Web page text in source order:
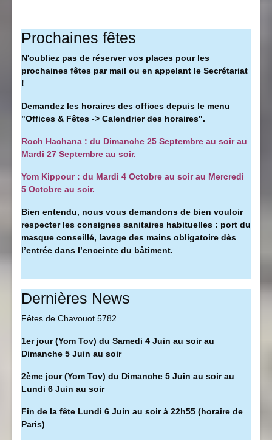
Prochaines fêtes
N'oubliez pas de réserver vos places pour les
prochaines fêtes par mail ou en appelant le Secrétariat
!
Demandez les horaires des offices depuis le menu
"Offices & Fêtes -> Calendrier des horaires".
Roch Hachana : du Dimanche 25 Septembre au soir au
Mardi 27 Septembre au soir.
Yom Kippour : du Mardi 4 Octobre au soir au Mercredi
5 Octobre au soir.
Bien entendu, nous vous demandons de bien vouloir
respecter les consignes sanitaires habituelles : port du
masque conseillé, lavage des mains obligatoire dès
l’entrée dans l’enceinte du bâtiment.
Dernières News
Fêtes de Chavouot 5782
1er jour (Yom Tov) du Samedi 4 Juin au soir au
Dimanche 5 Juin au soir
2ème jour (Yom Tov) du Dimanche 5 Juin au soir au
Lundi 6 Juin au soir
Fin de la fête Lundi 6 Juin au soir à 22h55 (horaire de
Paris)